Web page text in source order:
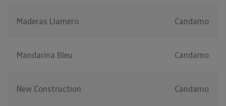
Maderas Llamero Candamo
Mandarina Bleu Candamo
New Construction Candamo